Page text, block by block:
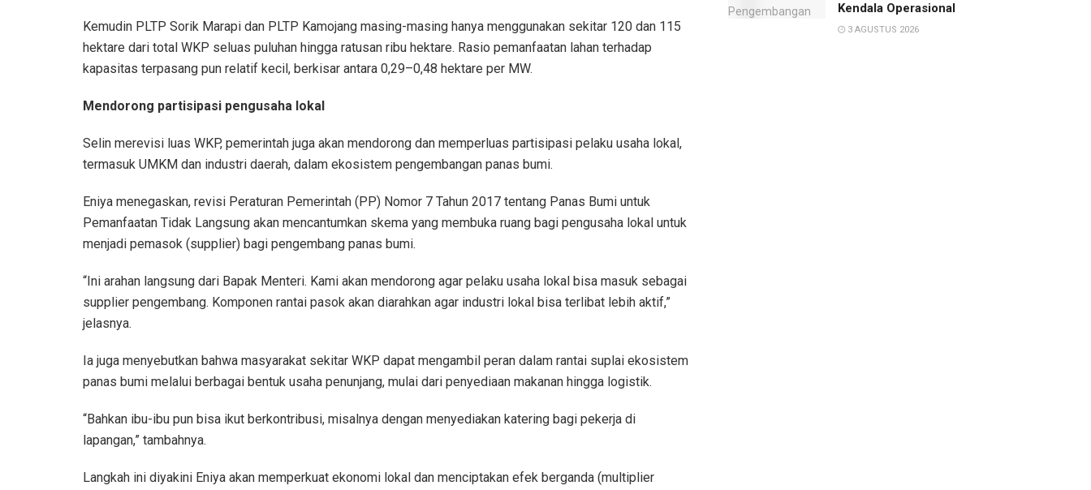
Kemudin PLTP Sorik Marapi dan PLTP Kamojang masing-masing hanya menggunakan sekitar 120 dan 115
hektare dari total WKP seluas puluhan hingga ratusan ribu hektare. Rasio pemanfaatan lahan terhadap
kapasitas terpasang pun relatif kecil, berkisar antara 0,29–0,48 hektare per MW.
Mendorong partisipasi pengusaha lokal
Selin merevisi luas WKP, pemerintah juga akan mendorong dan memperluas partisipasi pelaku usaha lokal,
termasuk UMKM dan industri daerah, dalam ekosistem pengembangan panas bumi.
Eniya menegaskan, revisi Peraturan Pemerintah (PP) Nomor 7 Tahun 2017 tentang Panas Bumi untuk
Pemanfaatan Tidak Langsung akan mencantumkan skema yang membuka ruang bagi pengusaha lokal untuk
menjadi pemasok (supplier) bagi pengembang panas bumi.
“Ini arahan langsung dari Bapak Menteri. Kami akan mendorong agar pelaku usaha lokal bisa masuk sebagai
supplier pengembang. Komponen rantai pasok akan diarahkan agar industri lokal bisa terlibat lebih aktif,”
jelasnya.
Ia juga menyebutkan bahwa masyarakat sekitar WKP dapat mengambil peran dalam rantai suplai ekosistem
panas bumi melalui berbagai bentuk usaha penunjang, mulai dari penyediaan makanan hingga logistik.
“Bahkan ibu-ibu pun bisa ikut berkontribusi, misalnya dengan menyediakan katering bagi pekerja di
lapangan,” tambahnya.
Langkah ini diyakini Eniya akan memperkuat ekonomi lokal dan menciptakan efek berganda (multiplier
Kendala Operasional
3 AGUSTUS 2026